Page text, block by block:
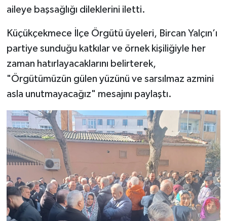
aileye başsağlığı dileklerini iletti.
Küçükçekmece İlçe Örgütü üyeleri, Bircan Yalçın’ı
partiye sunduğu katkılar ve örnek kişiliğiyle her
zaman hatırlayacaklarını belirterek,
"Örgütümüzün gülen yüzünü ve sarsılmaz azmini
asla unutmayacağız" mesajını paylaştı.